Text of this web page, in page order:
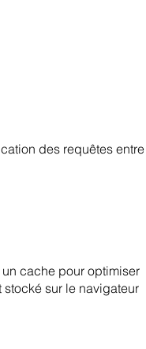
des requêtes entre
cache pour optimiser
sur le navigateur